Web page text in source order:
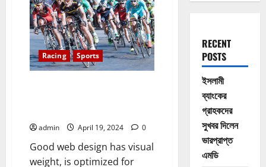
Racing Sports
admin April 19, 2024 0
Good web design has visual
weight, is optimized for
RECENT
POSTS
ইসলামী
ব্যাংকের
গ্রাহকদের
সুখবর দিলেন
ভারপ্রাপ্ত
এমডি